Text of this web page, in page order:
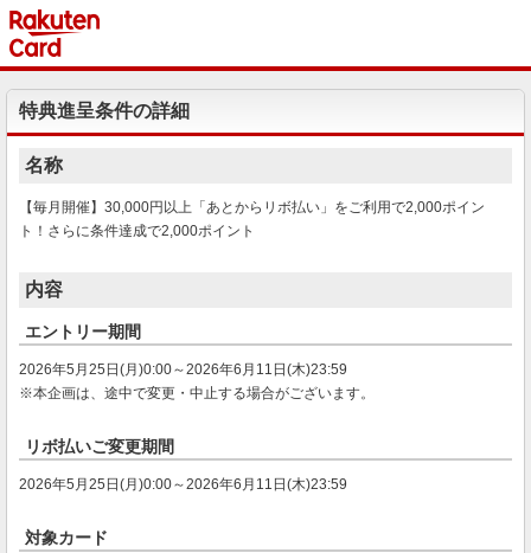
特典進呈条件の詳細
名称
【毎月開催】30,000円以上「あとからリボ払い」をご利用で2,000ポイン
ト！さらに条件達成で2,000ポイント
内容
エントリー期間
2026年5月25日(月)0:00～2026年6月11日(木)23:59
※本企画は、途中で変更・中止する場合がございます。
リボ払いご変更期間
2026年5月25日(月)0:00～2026年6月11日(木)23:59
対象カード